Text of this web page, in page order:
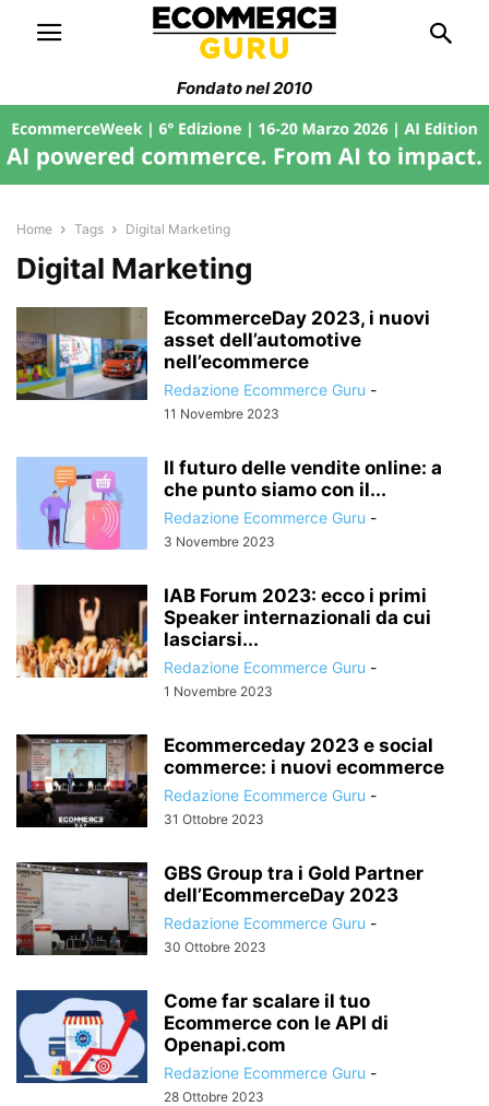
Fondato nel 2010
Home Tags Digital Marketing
Digital Marketing
EcommerceDay 2023, i nuovi
asset dell’automotive
nell’ecommerce
Redazione Ecommerce Guru -
11 Novembre 2023
Il futuro delle vendite online: a
che punto siamo con il...
Redazione Ecommerce Guru -
3 Novembre 2023
IAB Forum 2023: ecco i primi
Speaker internazionali da cui
lasciarsi...
Redazione Ecommerce Guru -
1 Novembre 2023
Ecommerceday 2023 e social
commerce: i nuovi ecommerce
Redazione Ecommerce Guru -
31 Ottobre 2023
GBS Group tra i Gold Partner
dell’EcommerceDay 2023
Redazione Ecommerce Guru -
30 Ottobre 2023
Come far scalare il tuo
Ecommerce con le API di
Openapi.com
Redazione Ecommerce Guru -
28 Ottobre 2023